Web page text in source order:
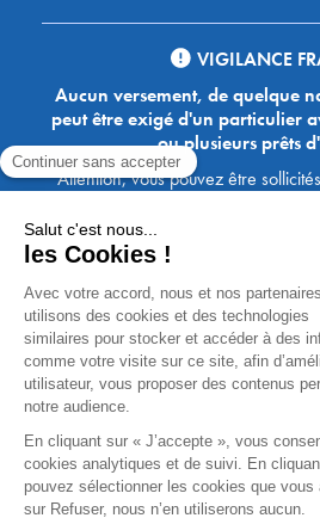
VIGILANCE
Aucun versement, de quelque
peut être exigé d'un particulier
ou plusieurs prêts
Attention, vous pouvez être
Ace Crédit / Immoprêt, qui vous
crédits, en vous demandant de
des fonds, des coordonnées
Immoprêt ne demande jamais à
comptes des sommes prêtées par
des honoraires des agences. Les
Immoprêt vous écrivent
xxxx@acecredit.fr ou
* Taux fixe national hors assurance,
dossier. Exemple représentatif pour un
Taux débiteur fixe de 2.85 % et TAEG fixe
assurance emprunteur de 0,36%) sur 15
1 426,78 € (dont 60,00 € d'assurance).
56 820,53 €. Montant total dû (hors